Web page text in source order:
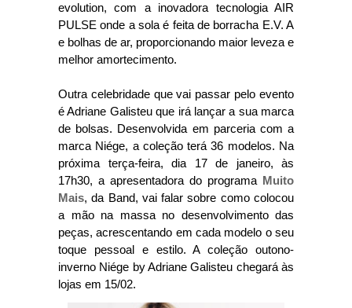
evolution, com a inovadora tecnologia AIR
PULSE onde a sola é feita de borracha E.V. A
e bolhas de ar, proporcionando maior leveza e
melhor amortecimento.
Outra celebridade que vai passar pelo evento
é Adriane Galisteu que irá lançar a sua marca
de bolsas. Desenvolvida em parceria com a
marca Niége, a coleção terá 36 modelos. Na
próxima terça-feira, dia 17 de janeiro, às
17h30, a apresentadora do programa Muito
Mais, da Band, vai falar sobre como colocou
a mão na massa no desenvolvimento das
peças, acrescentando em cada modelo o seu
toque pessoal e estilo. A coleção outono-
inverno Niége by Adriane Galisteu chegará às
lojas em 15/02.